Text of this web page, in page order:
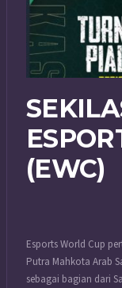
(EWC)
Esports World Cup
Putra Mahkota Arab
sebagai bagian dari